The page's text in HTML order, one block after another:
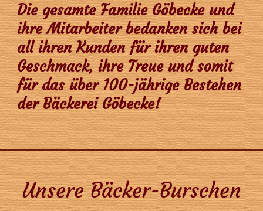
Die gesamte Familie Göbecke und
ihre Mitarbeiter bedanken sich bei
all ihren Kunden für ihren guten
Geschmack, ihre Treue und somit
für das über 100-jährige Bestehen
der Bäckerei Göbecke!
Unsere Bäcker-Burschen